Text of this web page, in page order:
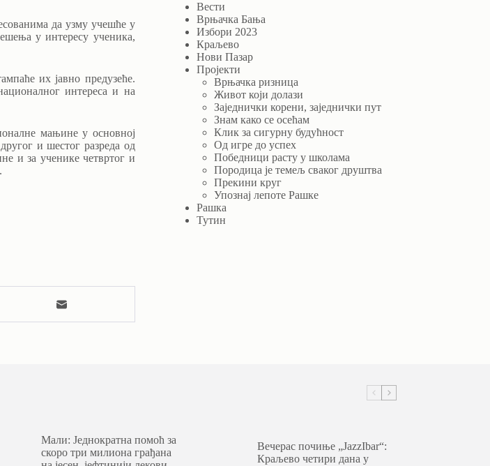
да узму учешће у
у интересу ученика,
их јавно предузеће.
интереса и на
мањине у основној
и шестог разреда од
и за ученике четвртог и
Вести
Врњачка Бања
Избори 2023
Краљево
Нови Пазар
Пројекти
Врњачка ризница
Живот који долази
Заједнички корени, заједнички пут
Знам како се осећам
Клик за сигурну будућност
Од игре до успех
Победници расту у школама
Породица је темељ сваког друштва
Прекини круг
Упознај лепоте Рашке
Рашка
Тутин
Мали: Једнократна помоћ за
скоро три милиона грађана
Вечерас почиње „JazzIbar“:
Краљево четири дана у